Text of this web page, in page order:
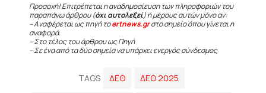
Προσοχή! Επιτρέπεται η αναδημοσίευση των πληροφοριών του
παραπάνω άρθρου (όχι αυτολεξεί) ή μέρους αυτών μόνο αν:
– Αναφέρεται ως πηγή τοertnews.grστο σημείο όπου γίνεται η
αναφορά.
– Στο τέλος του άρθρου ως Πηγή
– Σε ένα από τα δύο σημεία να υπάρχει ενεργός σύνδεσμος
TAGS ΔΕΘ ΔΕΘ 2025